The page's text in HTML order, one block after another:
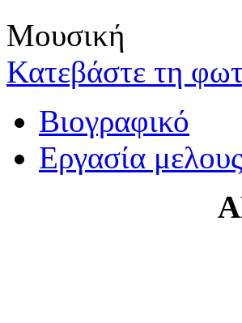
Μουσική
Κατεβάστε τη
Βιογραφικό
Εργασία μελους